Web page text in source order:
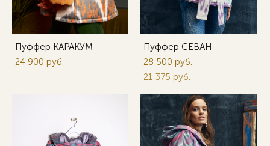
Пуффер КАРАКУМ
24 900 pуб.
Пуффер СЕВАН
28 500 pуб.
21 375 pуб.